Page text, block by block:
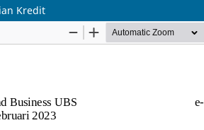
Kredit